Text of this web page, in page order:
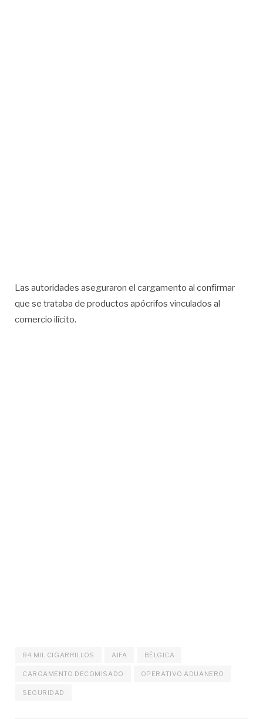
Las autoridades aseguraron el cargamento al confirmar
que se trataba de productos apócrifos vinculados al
comercio ilícito.
84 MIL CIGARRILLOS AIFA BÉLGICA
CARGAMENTO DECOMISADO OPERATIVO ADUANERO
SEGURIDAD